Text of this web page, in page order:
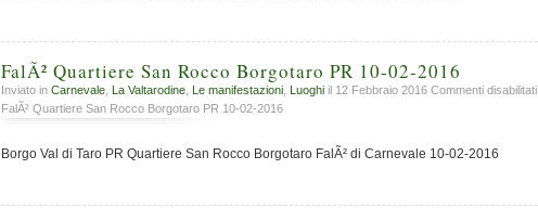
FalÃ² Quartiere San Rocco Borgotaro PR 10-02-2016
Inviato in Carnevale La Valtarodine Le manifestazioni Luoghi il 12 Febbraio 2016 Commenti disabilitati
FalÃ² Quartiere San Rocco Borgotaro PR 10-02-2016
Borgo Val di Taro PR Quartiere San Rocco Borgotaro FalÃ² di Carnevale 10-02-2016